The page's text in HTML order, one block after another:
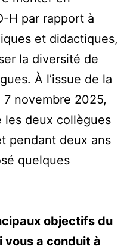
H par rapport à
et didactiques,
la diversité de
À l’issue de la
novembre 2025,
les deux collègues
pendant deux ans
quelques
objectifs du
vous a conduit à